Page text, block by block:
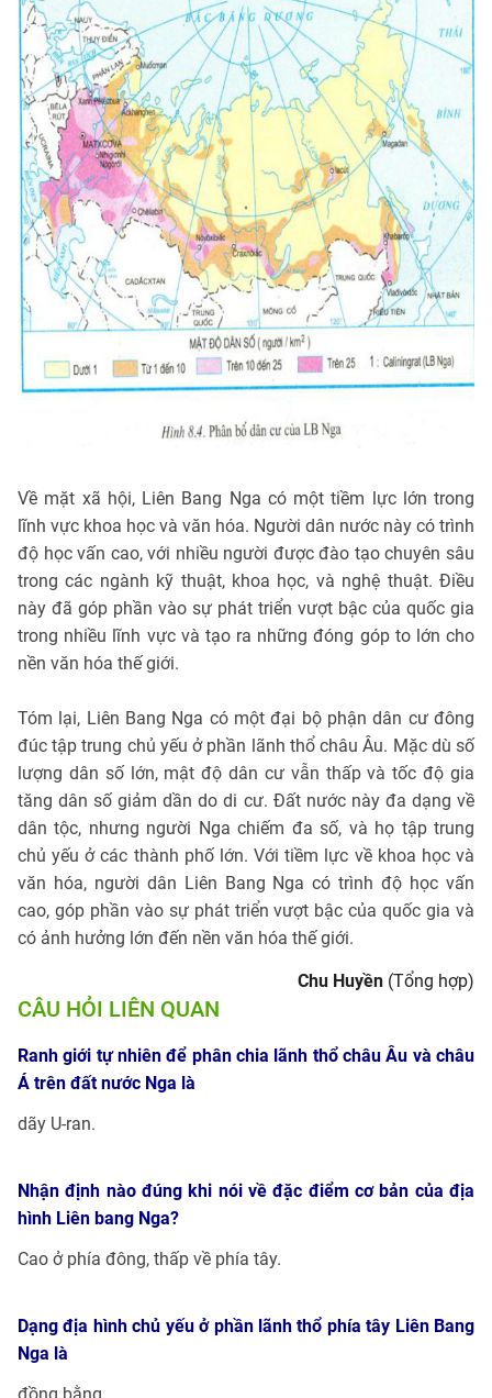
Về mặt xã hội, Liên Bang Nga có một tiềm lực lớn trong
lĩnh vực khoa học và văn hóa. Người dân nước này có trình
độ học vấn cao, với nhiều người được đào tạo chuyên sâu
trong các ngành kỹ thuật, khoa học, và nghệ thuật. Điều
này đã góp phần vào sự phát triển vượt bậc của quốc gia
trong nhiều lĩnh vực và tạo ra những đóng góp to lớn cho
nền văn hóa thế giới.
Tóm lại, Liên Bang Nga có một đại bộ phận dân cư đông
đúc tập trung chủ yếu ở phần lãnh thổ châu Âu. Mặc dù số
lượng dân số lớn, mật độ dân cư vẫn thấp và tốc độ gia
tăng dân số giảm dần do di cư. Đất nước này đa dạng về
dân tộc, nhưng người Nga chiếm đa số, và họ tập trung
chủ yếu ở các thành phố lớn. Với tiềm lực về khoa học và
văn hóa, người dân Liên Bang Nga có trình độ học vấn
cao, góp phần vào sự phát triển vượt bậc của quốc gia và
có ảnh hưởng lớn đến nền văn hóa thế giới.
Chu Huyền (Tổng hợp)
CÂU HỎI LIÊN QUAN
Ranh giới tự nhiên để phân chia lãnh thổ châu Âu và châu
Á trên đất nước Nga là
dãy U-ran.
Nhận định nào đúng khi nói về đặc điểm cơ bản của địa
hình Liên bang Nga?
Cao ở phía đông, thấp về phía tây.
Dạng địa hình chủ yếu ở phần lãnh thổ phía tây Liên Bang
Nga là